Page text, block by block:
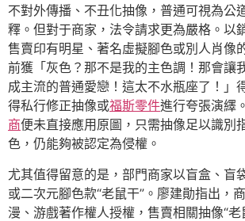
不對外傳播、不丑化抽像，普通可視為公
釋。但對于商家，法令請求更為嚴格。以
售賣印有明星、著名虛擬腳色或別人肖像
前獲「灰色？那不是我的主色調！那會讓
成主流的普通愛戀！這太不水瓶座了！」
得私行修正抽像或福斯零件進行夸張演繹
商便未直接應用原圖，只需抽像足以識別
色，仍能夠被認定為侵權。
尤其值得留意的是，部門商家以盲盒、盲
或二次元腳色款“老鼠干”。廖建勛指出，
漫、游戲著作權人授權，售賣相關抽像“